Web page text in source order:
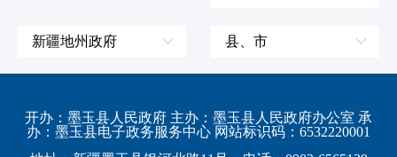
国防部
教育部 江苏省
新疆地州政府
伊犁哈萨克自治州
阿勒泰地区
县、市
皮山县
策勒县
开办：墨玉县人民政府 主办：墨玉县人民政府办公室 承
办：墨玉县电子政务服务中心 网站标识码：6532220001